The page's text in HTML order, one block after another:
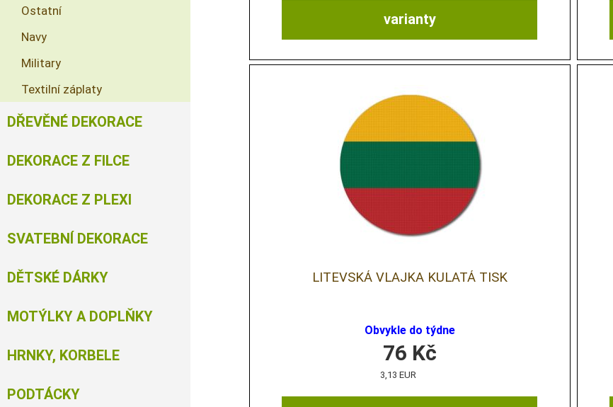
varianty
LITEVSKÁ VLAJKA KULATÁ TISK
Obvykle do týdne
76 Kč
3,13 EUR
Ostatní
Navy
Military
Textilní záplaty
DŘEVĚNÉ DEKORACE
DEKORACE Z FILCE
DEKORACE Z PLEXI
SVATEBNÍ DEKORACE
DĚTSKÉ DÁRKY
MOTÝLKY A DOPLŇKY
HRNKY, KORBELE
PODTÁCKY